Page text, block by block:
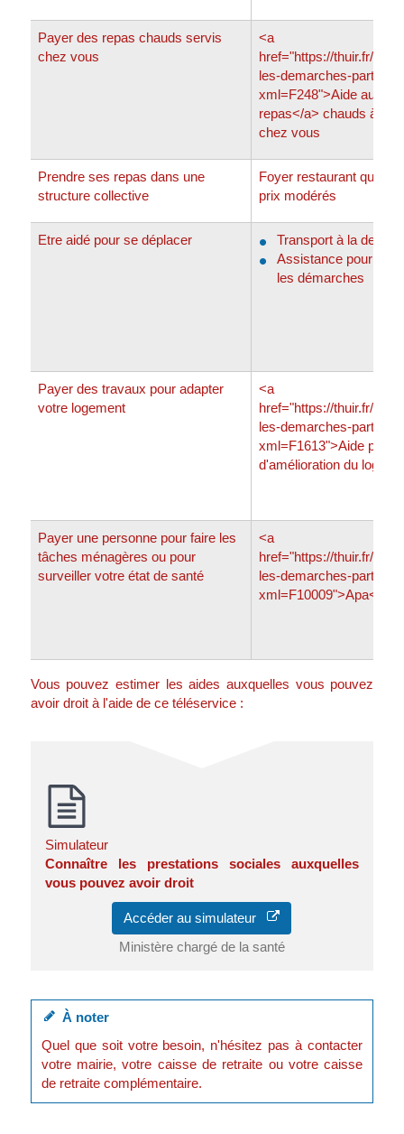
Payer des repas chauds servis
chez vous
<a
href="https://thuir.fr/
les-demarches-
xml=F248">Aide au
repas</a> chauds à
chez vous
Prendre ses repas dans une
structure collective
Foyer restaurant qui
prix modérés
Etre aidé pour se déplacer
Transport à la
Assistance pour les
les démarches
Payer des travaux pour adapter
votre logement
<a
href="https://thuir.fr/
les-demarches-
xml=F1613">Aide pour
d'amélioration du
Payer une personne pour faire les
tâches ménagères ou pour
surveiller votre état de santé
<a
href="https://thuir.fr/
les-demarches-
xml=F10009">Apa</a>
Vous pouvez estimer les aides auxquelles vous pouvez
avoir droit à l'aide de ce téléservice :
Simulateur
Connaître les prestations sociales auxquelles
vous pouvez avoir droit
Accéder au simulateur
Ministère chargé de la santé
À noter
Quel que soit votre besoin, n'hésitez pas à contacter
votre mairie, votre caisse de retraite ou votre caisse
de retraite complémentaire.